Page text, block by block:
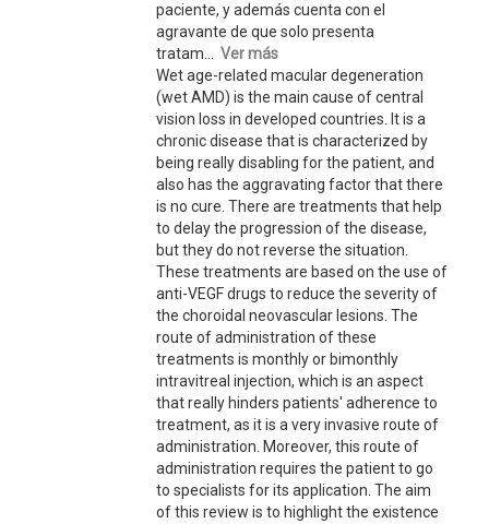
paciente, y además cuenta con el
agravante de que solo presenta
tratam... Ver más
Wet age-related macular degeneration
(wet AMD) is the main cause of central
vision loss in developed countries. It is a
chronic disease that is characterized by
being really disabling for the patient, and
also has the aggravating factor that there
is no cure. There are treatments that help
to delay the progression of the disease,
but they do not reverse the situation.
These treatments are based on the use of
anti-VEGF drugs to reduce the severity of
the choroidal neovascular lesions. The
route of administration of these
treatments is monthly or bimonthly
intravitreal injection, which is an aspect
that really hinders patients' adherence to
treatment, as it is a very invasive route of
administration. Moreover, this route of
administration requires the patient to go
to specialists for its application. The aim
of this review is to highlight the existence